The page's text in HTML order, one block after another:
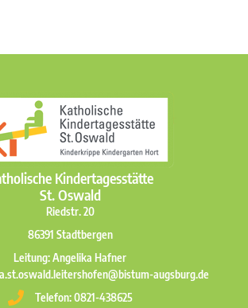
Kindertagesstätte
St. Oswald
Riedstr. 20
86391 Stadtbergen
Leitung: Angelika Hafner
augsburg.de
Telefon: 0821-438625